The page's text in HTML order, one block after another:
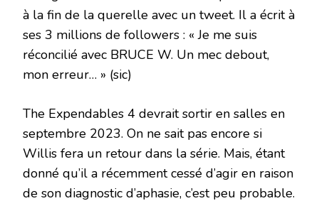
à la fin de la querelle avec un tweet. Il a écrit à
ses 3 millions de followers : « Je me suis
réconcilié avec BRUCE W. Un mec debout,
mon erreur… » (sic)
The Expendables 4 devrait sortir en salles en
septembre 2023. On ne sait pas encore si
Willis fera un retour dans la série. Mais, étant
donné qu’il a récemment cessé d’agir en raison
de son diagnostic d’aphasie, c’est peu probable.